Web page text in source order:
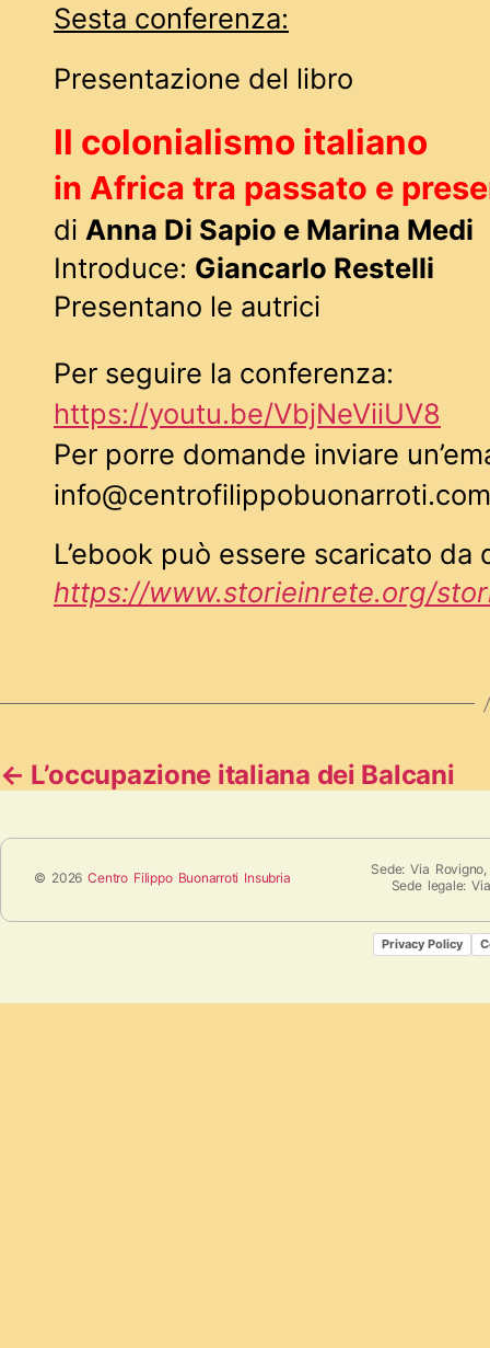
Sesta conferenza:
Presentazione del libro
Il colonialismo italiano
in Africa tra passato e
di Anna Di Sapio e Marina Medi
Introduce: Giancarlo Restelli
Presentano le autrici
Per seguire la conferenza:
https://youtu.be/VbjNeViiUV8
Per porre domande inviare
info@centrofilippobuonarroti.com
L’ebook può essere scaricato da
https://www.storieinrete.org/
← L’occupazione italiana dei Balcani
© 2026Centro Filippo Buonarroti Insubria
Sede: Via
Sede legale:
Privacy Policy